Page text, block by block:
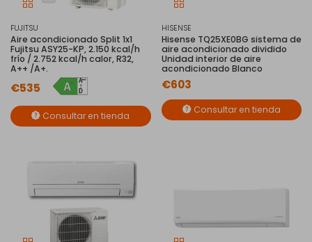
FUJITSU
Aire acondicionado Split 1x1
Fujitsu ASY25-KP, 2.150 kcal/h
frío / 2.752 kcal/h calor, R32,
A++ /A+.
€535
Consultar en tienda
HISENSE
Hisense TQ25XE0BG sistema de
aire acondicionado dividido
Unidad interior de aire
acondicionado Blanco
€603
Consultar en tienda